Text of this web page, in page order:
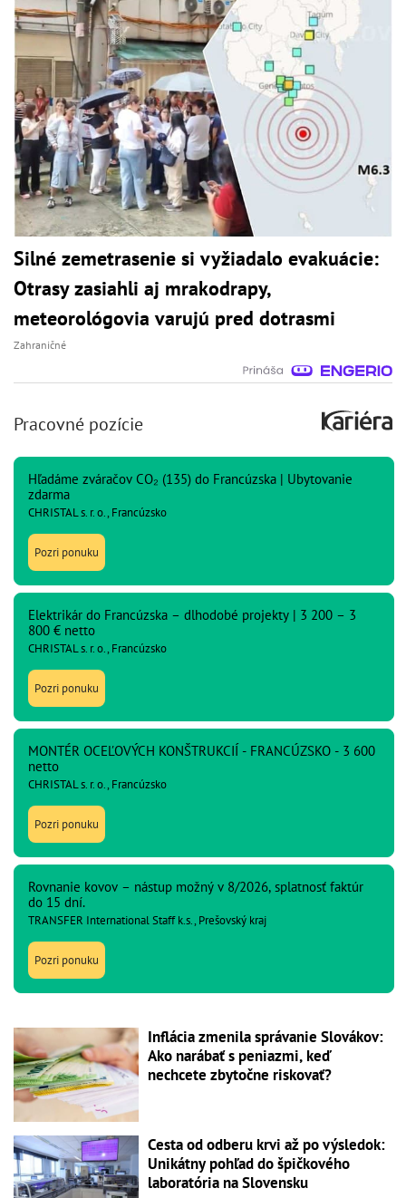
Silné zemetrasenie si vyžiadalo evakuácie:
Otrasy zasiahli aj mrakodrapy,
meteorológovia varujú pred dotrasmi
Zahraničné
Pracovné pozície
Hľadáme zváračov CO₂ (135) do Francúzska | Ubytovanie
zdarma
CHRISTAL s. r. o., Francúzsko
Pozri ponuku
Elektrikár do Francúzska – dlhodobé projekty | 3 200 – 3
800 € netto
CHRISTAL s. r. o., Francúzsko
Pozri ponuku
MONTÉR OCEĽOVÝCH KONŠTRUKCIÍ - FRANCÚZSKO - 3 600
netto
CHRISTAL s. r. o., Francúzsko
Pozri ponuku
Rovnanie kovov – nástup možný v 8/2026, splatnosť faktúr
do 15 dní.
TRANSFER International Staff k.s., Prešovský kraj
Pozri ponuku
Inflácia zmenila správanie Slovákov:
Ako narábať s peniazmi, keď
nechcete zbytočne riskovať?
Cesta od odberu krvi až po výsledok:
Unikátny pohľad do špičkového
laboratória na Slovensku